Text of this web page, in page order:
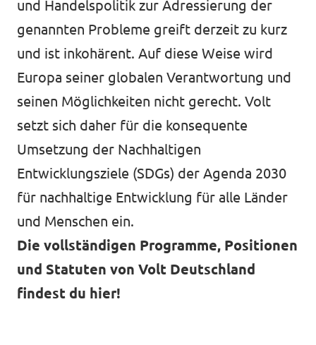
und Handelspolitik zur Adressierung der
genannten Probleme greift derzeit zu kurz
und ist inkohärent. Auf diese Weise wird
Europa seiner globalen Verantwortung und
seinen Möglichkeiten nicht gerecht. Volt
setzt sich daher für die konsequente
Umsetzung der Nachhaltigen
Entwicklungsziele (SDGs) der Agenda 2030
für nachhaltige Entwicklung für alle Länder
und Menschen ein.
Die vollständigen Programme, Positionen
und Statuten von Volt Deutschland
findest du hier!